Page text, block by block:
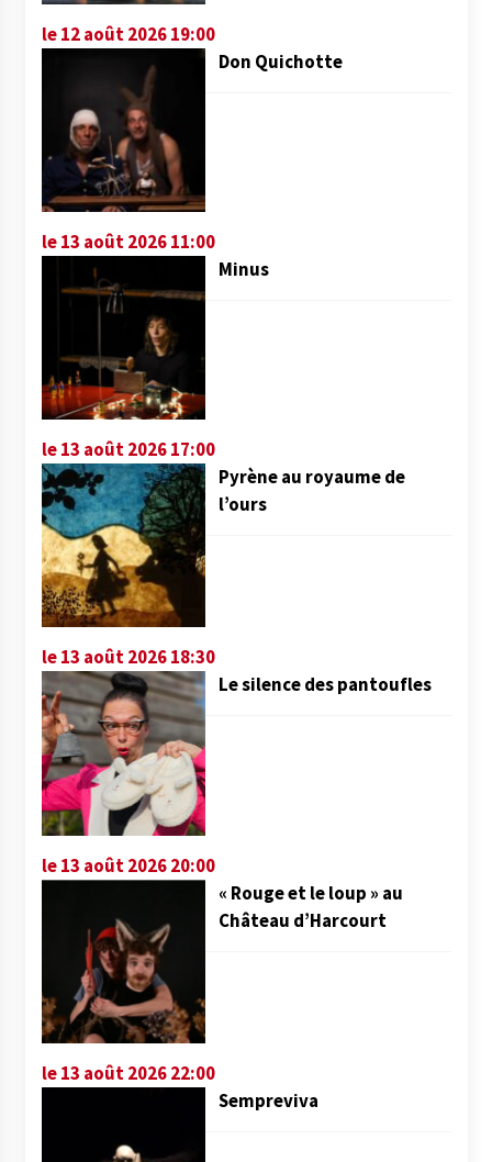
le 12 août 2026 19:00
Don Quichotte
le 13 août 2026 11:00
Minus
le 13 août 2026 17:00
Pyrène au royaume de
l’ours
le 13 août 2026 18:30
Le silence des pantoufles
le 13 août 2026 20:00
« Rouge et le loup » au
Château d’Harcourt
le 13 août 2026 22:00
Sempreviva